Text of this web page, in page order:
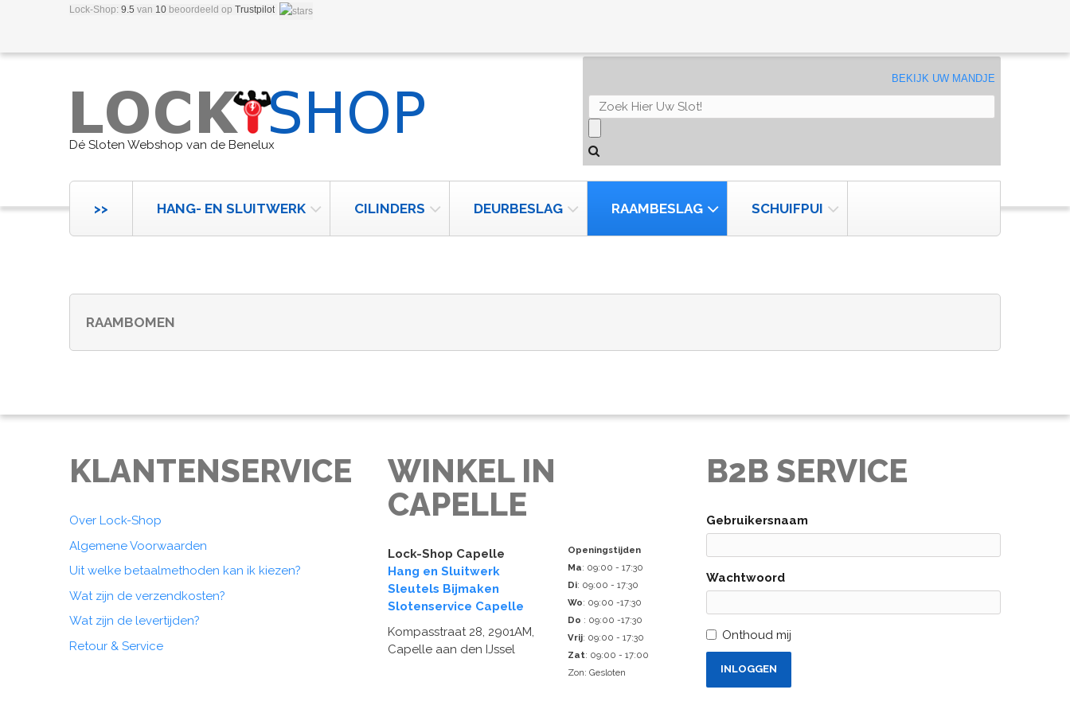
Lock-Shop: 9.5 van 10 beoordeeld op Trustpilot
Dé Sloten Webshop van de Benelux
BEKIJK UW MANDJE
>> HANG- EN SLUITWERK CILINDERS DEURBESLAG RAAMBESLAG SCHUIFPUI
RAAMBOMEN
KLANTENSERVICE
Over Lock-Shop
Algemene Voorwaarden
Uit welke betaalmethoden kan ik kiezen?
Wat zijn de verzendkosten?
Wat zijn de levertijden?
Retour & Service
WINKEL IN
CAPELLE
Lock-Shop Capelle
Hang en Sluitwerk
Sleutels Bijmaken
Slotenservice Capelle
Kompasstraat 28, 2901AM,
Capelle aan den IJssel
Openingstijden
Ma: 09:00 - 17:30
Di: 09:00 - 17:30
Wo: 09:00 -17:30
Do : 09:00 -17:30
Vrij: 09:00 - 17:30
Zat: 09:00 - 17:00
Zon: Gesloten
B2B SERVICE
Gebruikersnaam
Wachtwoord
Onthoud mij
INLOGGEN